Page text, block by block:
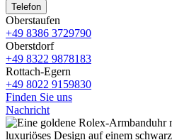
Telefon
Oberstaufen
+49 8386 3729790
Oberstdorf
+49 8322 9878183
Rottach-Egern
+49 8022 9159830
Finden Sie uns
Nachricht